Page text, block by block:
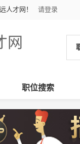
人才网！ 请登录
网
职位搜索